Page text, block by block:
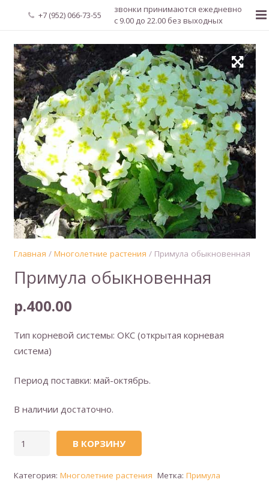
+7 (952) 066-73-55
звонки принимаются ежедневно
с 9.00 до 22.00 без выходных
Главная
О нас
Новости
Каталог растений
Доставка и оплата
Мой аккаунт
Регистрация
Главная / Многолетние растения / Примула обыкновенная
Примула обыкновенная
р.400.00
Тип корневой системы: ОКС (открытая корневая
система)
Период поставки: май-октябрь.
В наличии достаточно.
В КОРЗИНУ
Категория: Многолетние растения Метка: Примула